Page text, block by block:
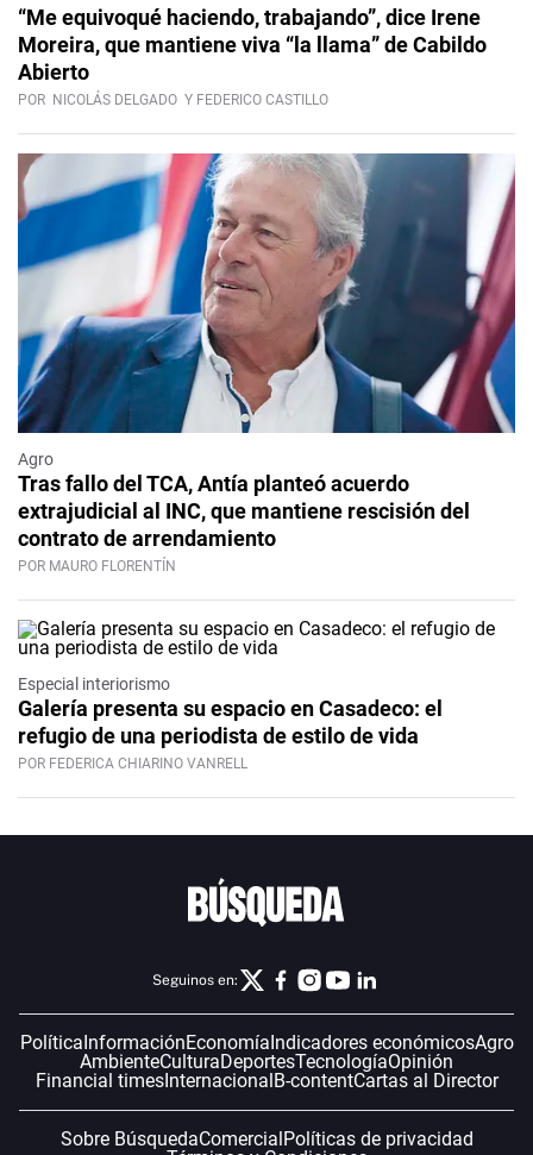
“Me equivoqué haciendo, trabajando”, dice Irene
Moreira, que mantiene viva “la llama” de Cabildo
Abierto
POR NICOLÁS DELGADO Y FEDERICO CASTILLO
Agro
Tras fallo del TCA, Antía planteó acuerdo
extrajudicial al INC, que mantiene rescisión del
contrato de arrendamiento
POR MAURO FLORENTÍN
Especial interiorismo
Galería presenta su espacio en Casadeco: el
refugio de una periodista de estilo de vida
POR FEDERICA CHIARINO VANRELL
Seguinos en:
PolíticaInformaciónEconomíaIndicadores económicosAgro
AmbienteCulturaDeportesTecnologíaOpinión
Financial timesInternacionalB-contentCartas al Director
Sobre BúsquedaComercialPolíticas de privacidad